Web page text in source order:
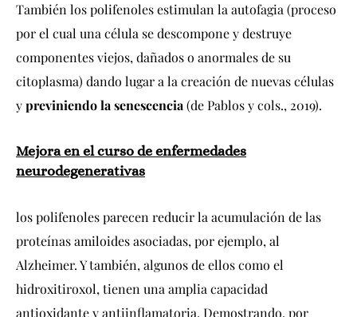
También los polifenoles estimulan la autofagia (proceso
por el cual una célula se descompone y destruye
componentes viejos, dañados o anormales de su
citoplasma) dando lugar a la creación de nuevas células
ypreviniendo la senescencia(de Pablos y cols., 2019).
Mejora en el curso de enfermedades
neurodegenerativas
los polifenoles parecen reducir la acumulación de las
proteínas amiloides asociadas, por ejemplo, al
Alzheimer. Y también, algunos de ellos como el
hidroxitiroxol, tienen una amplia capacidad
antioxidante y antiinflamatoria. Demostrando, por